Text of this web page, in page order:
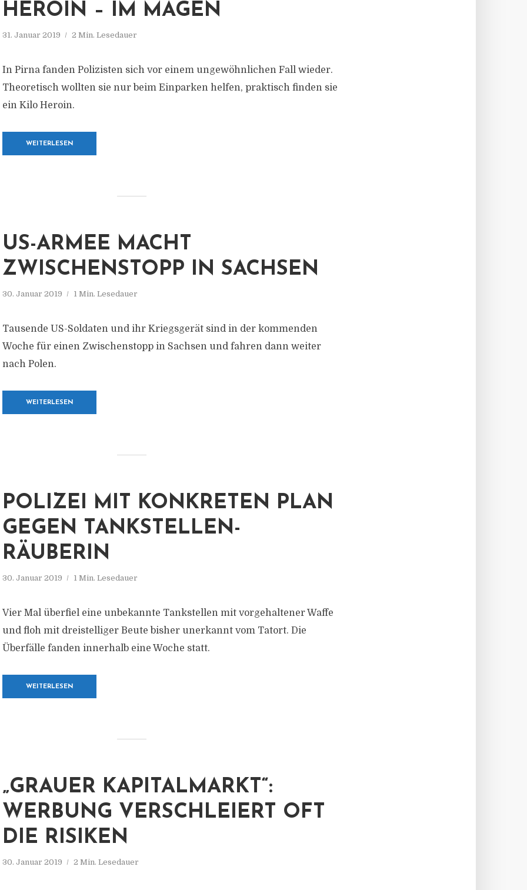
HEROIN – IM MAGEN
31. Januar 2019 2 Min. Lesedauer
In Pirna fanden Polizisten sich vor einem ungewöhnlichen Fall wieder.
Theoretisch wollten sie nur beim Einparken helfen, praktisch finden sie
ein Kilo Heroin.
WEITERLESEN
US-ARMEE MACHT
ZWISCHENSTOPP IN SACHSEN
30. Januar 2019 1 Min. Lesedauer
Tausende US-Soldaten und ihr Kriegsgerät sind in der kommenden
Woche für einen Zwischenstopp in Sachsen und fahren dann weiter
nach Polen.
WEITERLESEN
POLIZEI MIT KONKRETEN PLAN
GEGEN TANKSTELLEN-
RÄUBERIN
30. Januar 2019 1 Min. Lesedauer
Vier Mal überfiel eine unbekannte Tankstellen mit vorgehaltener Waffe
und floh mit dreistelliger Beute bisher unerkannt vom Tatort. Die
Überfälle fanden innerhalb eine Woche statt.
WEITERLESEN
„GRAUER KAPITALMARKT“:
WERBUNG VERSCHLEIERT OFT
DIE RISIKEN
30. Januar 2019 2 Min. Lesedauer